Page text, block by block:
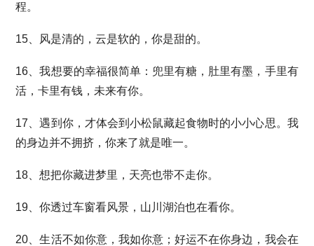
程。
15、风是清的，云是软的，你是甜的。
16、我想要的幸福很简单：兜里有糖，肚里有墨，手里有
活，卡里有钱，未来有你。
17、遇到你，才体会到小松鼠藏起食物时的小小心思。我
的身边并不拥挤，你来了就是唯一。
18、想把你藏进梦里，天亮也带不走你。
19、你透过车窗看风景，山川湖泊也在看你。
20、生活不如你意，我如你意；好运不在你身边，我会在